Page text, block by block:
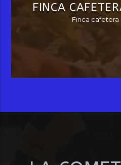
FINCA
Finca